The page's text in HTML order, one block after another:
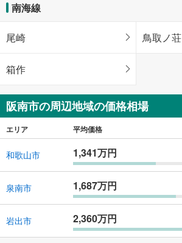
南海線
尾崎 鳥取ノ荘
箱作
阪南市の周辺地域の価格相場
エリア 平均価格
和歌山市 1,341万円
泉南市 1,687万円
岩出市 2,360万円